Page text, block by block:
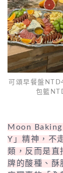
可頌早餐盤
包籃
Moon
Y」精神，不
類，反而是直
牌的酸種、酥